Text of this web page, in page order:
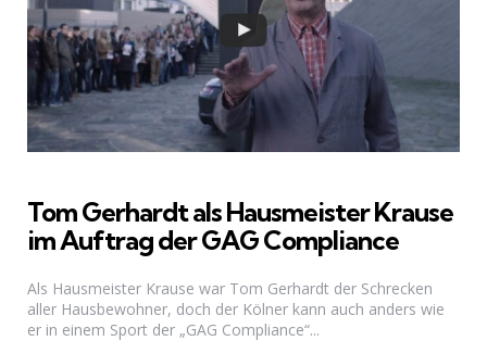
Tom Gerhardt als Hausmeister Krause
im Auftrag der GAG Compliance
Als Hausmeister Krause war Tom Gerhardt der Schrecken
aller Hausbewohner, doch der Kölner kann auch anders wie
er in einem Sport der „GAG Compliance“...